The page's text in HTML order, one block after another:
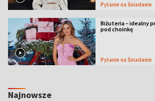
Pytanie na Śniadanie
Biżuteria – idealny
pod choinkę
Pytanie na Śniadanie
Najnowsze